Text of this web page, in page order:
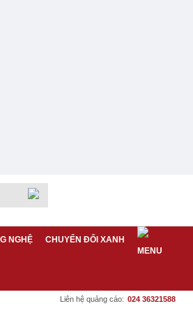
NGHỆ CHUYỂN ĐỔI XANH
Liên hệ quảng cáo: 024 36321588